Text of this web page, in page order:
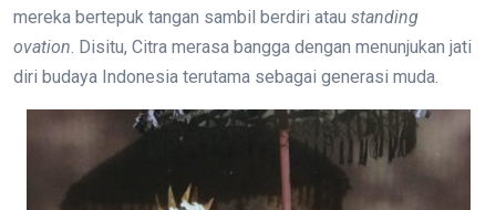
mereka bertepuk tangan sambil berdiri atau standing
ovation. Disitu, Citra merasa bangga dengan menunjukan jati
diri budaya Indonesia terutama sebagai generasi muda.